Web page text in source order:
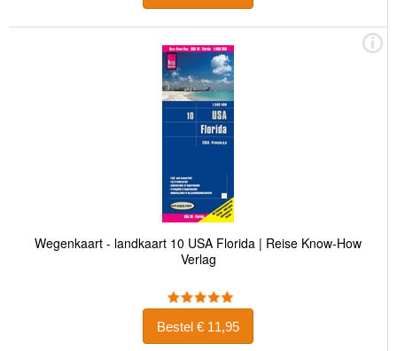
Wegenkaart - landkaart 10 USA Florida | Reise Know-How
Verlag
Bestel € 11,95